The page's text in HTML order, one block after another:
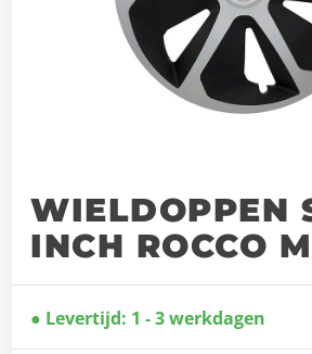
WIELDOPPEN
INCH ROCCO
Levertijd: 1 - 3 werkdagen